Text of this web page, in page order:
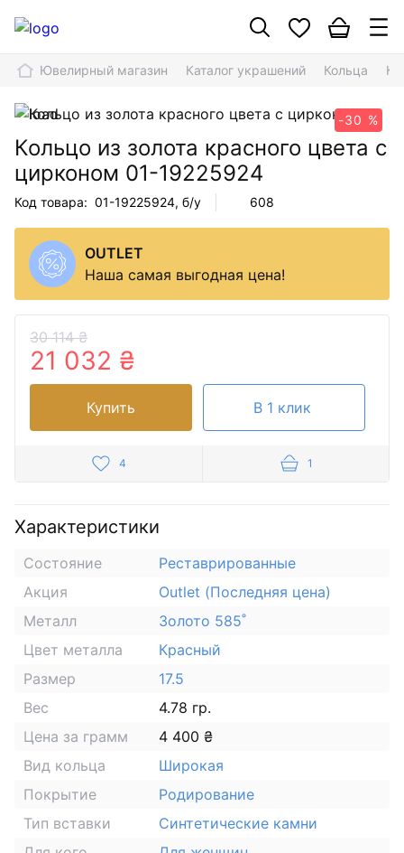
Ювелирный магазин Каталог украшений Кольца
-30 %
Кольцо из золота красного цвета с
цирконом 01-19225924
Код товара: 01-19225924, б/у 608
OUTLET
Наша самая выгодная цена!
30 114 ₴
21 032 ₴
Купить В 1 клик
4 1
Характеристики
Состояние
Реставрированные
Акция
Outlet (Последняя цена)
Металл
Золото 585˚
Цвет металла
Красный
Размер
17.5
Вес
4.78 гр.
Цена за грамм
4 400 ₴
Вид кольца
Широкая
Покрытие
Родирование
Тип вставки
Синтетические камни